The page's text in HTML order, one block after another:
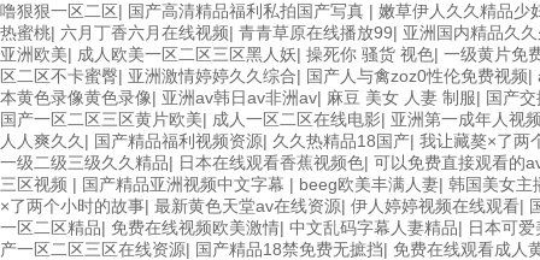
噜狠狠一区二区| 国产高清精品福利私拍国产写真 | 嫩草伊人久久精品少
热蜜桃| 六月丁香六月在线视频| 青青草原在线播放99| 亚洲国内精品久
亚洲欧美| 成人欧美一区二区三区黑人妖| 操死你 骚货 视色| 一级黄片免
区二区不卡蜜臀| 亚洲激情婷婷久久综合| 国产人与禽zoz0性伦免费视频|
本黄色录像黄色录像| 亚洲av韩日av非洲av| 麻豆 美女 人妻 制服| 国产
国产一区二区三区黄片欧美| 成人一区二区在线电影| 亚洲第一成年人视
人人爽久久 | 国产精品福利视频资源| 久久热精品18国产| 我让藏獒×了两
一级二级三级久久精品| 日本在线观看香蕉视频色| 可以免费直接观看的
三区视频 | 国产精品亚洲视频中文字幕 | beeg欧美丰满人妻| 韩国美女主
×了两个小时的故事| 最新黄色天堂av在线资源| 伊人婷婷视频在线观看|
一区二区精品| 免费在线视频欧美激情| 中文乱码字幕人妻精品| 日本可
产一区二区三区在线资源| 国产精品18禁免费无摭挡| 免费在线观看成人